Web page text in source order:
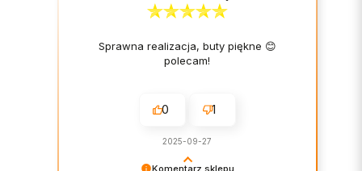
Komentarz sklepu
Sprawna realizacja, buty piękne 😊
polecam!
0 1
2025-09-27